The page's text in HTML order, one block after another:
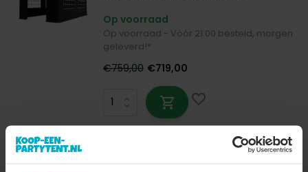
Op voorraad
Op voorraad - Vóór 21:00 besteld, morgen
geleverd!*
€759,00 €719,00